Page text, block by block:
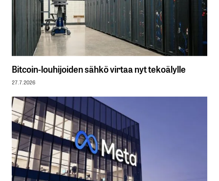
Bitcoin-louhijoiden sähkö virtaa nyt tekoälylle
27.7.2026